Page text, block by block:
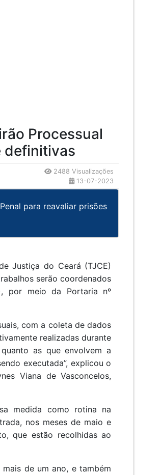
Processual
definitivas
2488 Visualizações
13-07-2023
para reavaliar prisões
Justiça do Ceará (TJCE)
serão coordenados
por meio da Portaria nº
com a coleta de dados
realizadas durante
as que envolvem a
executada”, explicou o
Viana de Vasconcelos,
medida como rotina na
nos meses de maio e
que estão recolhidas ao
de um ano, e também